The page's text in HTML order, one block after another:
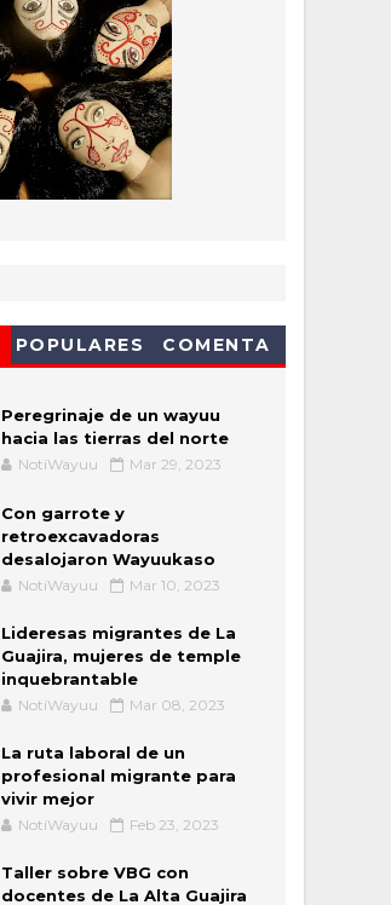
POPULARES COMENTA
Peregrinaje de un wayuu
hacia las tierras del norte
NotiWayuu Mar 29, 2023
Con garrote y
retroexcavadoras
desalojaron Wayuukaso
NotiWayuu Mar 10, 2023
Lideresas migrantes de La
Guajira, mujeres de temple
inquebrantable
NotiWayuu Mar 08, 2023
La ruta laboral de un
profesional migrante para
vivir mejor
NotiWayuu Feb 23, 2023
Taller sobre VBG con
docentes de La Alta Guajira